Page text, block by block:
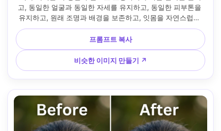
고, 동일한 얼굴과 동일한 자세를 유지하고, 동일한 피부톤을
유지하고, 원래 조명과 배경을 보존하고, 잇몸을 자연스럽게
유지하고, 평평한 플라스틱 모습을 피하세요 --ar 4:5
프롬프트 복사
비슷한 이미지 만들기 ↗